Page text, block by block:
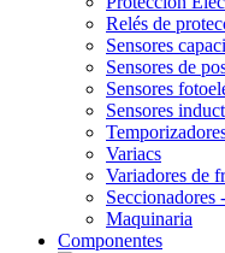
Relés de
Sensores
Sensores de
Sensores
Sensores
Variacs
Variadores de
Seccionadores
Maquinaria
Componentes